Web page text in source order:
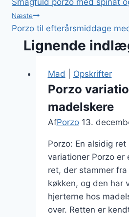
Næste
Porzo til efterårsmiddage
Lignende
Mad Opskrifter
Porzo
madelskere
AfPorzo 13.
Porzo: En alsidig
variationer Porzo er
ret, der stammer
køkken, og den har
hjerterne hos
over. Retten er